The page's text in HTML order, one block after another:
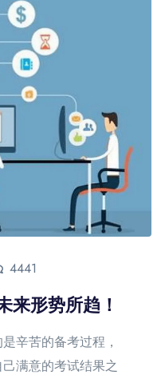
4441
来形势所趋！
辛苦的备考过程，
满意的考试结果之